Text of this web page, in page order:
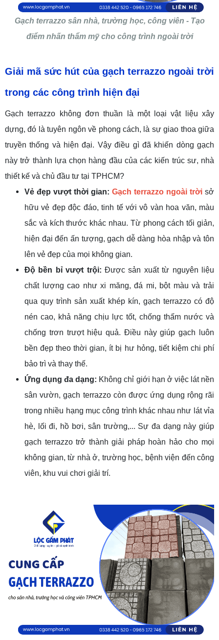
Gạch terrazzo sân nhà, trường học, công viên - Tạo
điểm nhấn thẩm mỹ cho công trình ngoài trời
Giải mã sức hút của gạch terrazzo ngoài trời
trong các công trình hiện đại
Gạch terrazzo không đơn thuần là một loại vật liệu xây
dựng, đó là tuyên ngôn về phong cách, là sự giao thoa giữa
truyền thống và hiện đại. Vậy điều gì đã khiến dòng gạch
này trở thành lựa chọn hàng đầu của các kiến trúc sư, nhà
thiết kế và chủ đầu tư tại TPHCM?
Vẻ đẹp vượt thời gian: Gạch terrazzo ngoài trời sở
hữu vẻ đẹp độc đáo, tinh tế với vô vàn hoa văn, màu
sắc và kích thước khác nhau. Từ phong cách tối giản,
hiện đại đến ấn tượng, gạch dễ dàng hòa nhập và tôn
lên vẻ đẹp của mọi không gian.
Độ bền bỉ vượt trội: Được sản xuất từ nguyên liệu
chất lượng cao như xi măng, đá mi, bột màu và trải
qua quy trình sản xuất khép kín, gạch terrazzo có độ
nén cao, khả năng chịu lực tốt, chống thấm nước và
chống trơn trượt hiệu quả. Điều này giúp gạch luôn
bền đẹp theo thời gian, ít bị hư hỏng, tiết kiệm chi phí
bảo trì và thay thế.
Ứng dụng đa dạng: Không chỉ giới hạn ở việc lát nền
sân vườn, gạch terrazzo còn được ứng dụng rộng rãi
trong nhiều hạng mục công trình khác nhau như lát vỉa
hè, lối đi, hồ bơi, sân trường,... Sự đa dạng này giúp
gạch terrazzo trở thành giải pháp hoàn hảo cho mọi
không gian, từ nhà ở, trường học, bệnh viện đến công
viên, khu vui chơi giải trí.